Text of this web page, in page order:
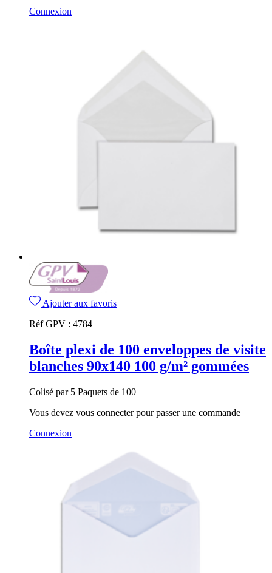
Connexion
Ajouter aux favoris
Réf GPV : 4784
Boîte plexi de 100 enveloppes de visite
blanches 90x140 100 g/m² gommées
Colisé par 5 Paquets de 100
Vous devez vous connecter pour passer une commande
Connexion